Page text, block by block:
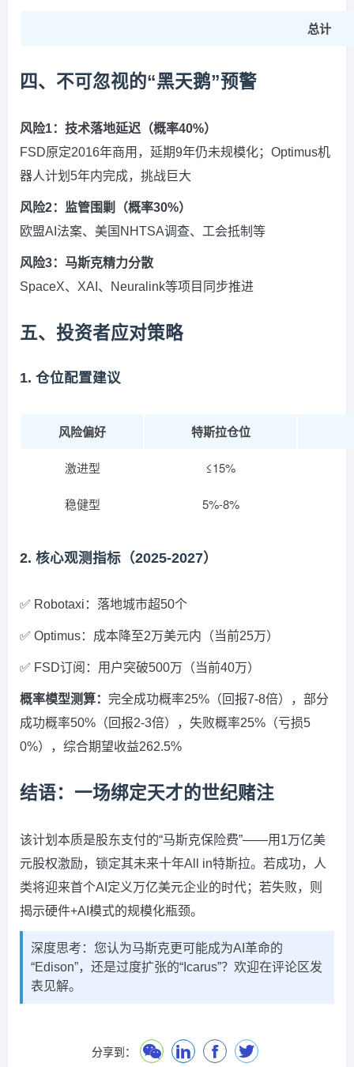
总计
四、不可忽视的“黑天鹅”预警
风险1：技术落地延迟（概率40%）
FSD原定2016年商用，延期9年仍未规模化；Optimus机
器人计划5年内完成，挑战巨大
风险2：监管围剿（概率30%）
欧盟AI法案、美国NHTSA调查、工会抵制等
风险3：马斯克精力分散
SpaceX、XAI、Neuralink等项目同步推进
五、投资者应对策略
1. 仓位配置建议
风险偏好 特斯拉仓位
激进型 ≤15%
稳健型 5%-8%
2. 核心观测指标（2025-2027）
✅ Robotaxi：落地城市超50个
✅ Optimus：成本降至2万美元内（当前25万）
✅ FSD订阅：用户突破500万（当前40万）
概率模型测算： 完全成功概率25%（回报7-8倍），部分
成功概率50%（回报2-3倍），失败概率25%（亏损5
0%），综合期望收益262.5%
结语：一场绑定天才的世纪赌注
该计划本质是股东支付的“马斯克保险费”——用1万亿美
元股权激励，锁定其未来十年All in特斯拉。若成功，人
类将迎来首个AI定义万亿美元企业的时代；若失败，则
揭示硬件+AI模式的规模化瓶颈。
深度思考：您认为马斯克更可能成为AI革命的
“Edison”，还是过度扩张的“Icarus”？欢迎在评论区发
表见解。
分享到：